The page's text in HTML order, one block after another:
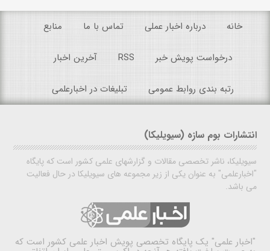
خانه درباره اخبار عملی تماس با ما منابع
درخواست پویش خبر RSS آخرین اخبار
رتبه بندی روابط عمومی تبلیغات در اخبارعلمی
انتشارات بوم سازه (سیویلیکا)
سیویلیکا، ناشر تخصصی مقالات و گزارشهای علمی کشور است که پایگاه
"اخبارعلمی" به عنوان یکی از زیر مجموعه های سیویلیکا در حال فعالیت
می باشد.
"اخبار علمی" یک پایگاه تخصصی پویش اخبار علمی کشور است که